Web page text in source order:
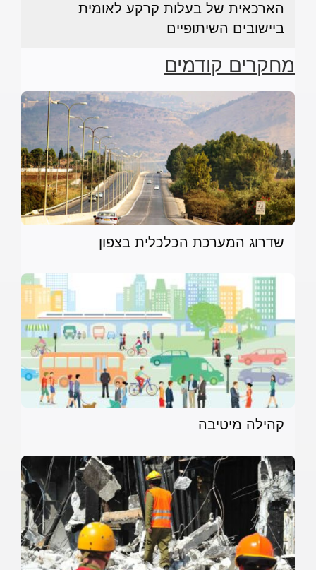
הארכאית של בעלות קרקע לאומית
ביישובים השיתופיים
מחקרים קודמים
שדרוג המערכת הכלכלית בצפון
קהילה מיטיבה